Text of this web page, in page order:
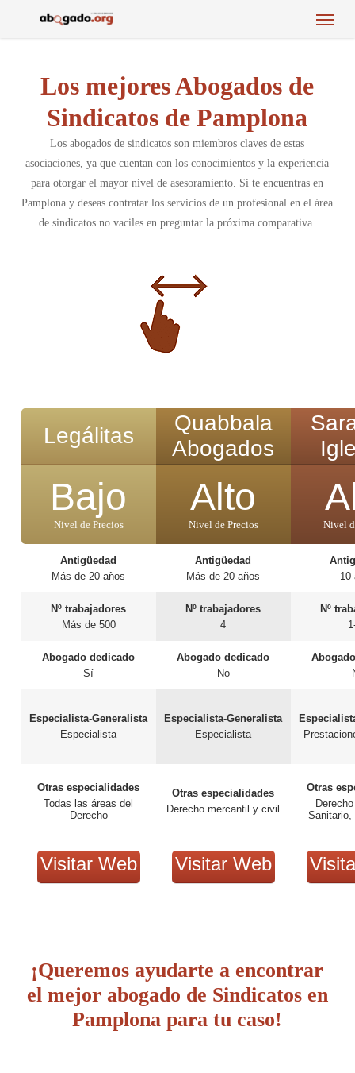
Menu
Los mejores Abogados de
Sindicatos de Pamplona
Los abogados de sindicatos son miembros claves de estas
asociaciones, ya que cuentan con los conocimientos y la experiencia
para otorgar el mayor nivel de asesoramiento. Si te encuentras en
Pamplona y deseas contratar los servicios de un profesional en el área
de sindicatos no vaciles en preguntar la próxima comparativa.
Legálitas
Bajo
Nivel de Precios
Antigüedad
Más de 20 años
Nº trabajadores
Más de 500
Abogado dedicado
Sí
Especialista-Generalista
Especialista
Otras especialidades
Todas las áreas del
Derecho
Visitar Web
Quabbala
Abogados
Alto
Nivel de Precios
Antigüedad
Más de 20 años
Nº trabajadores
4
Abogado dedicado
No
Especialista-Generalista
Especialista
Otras especialidades
Derecho mercantil y civil
Visitar Web
Nivel
10
Nº
Otras
Sanitario,
¡Queremos ayudarte a encontrar
el mejor abogado de Sindicatos en
Pamplona para tu caso!